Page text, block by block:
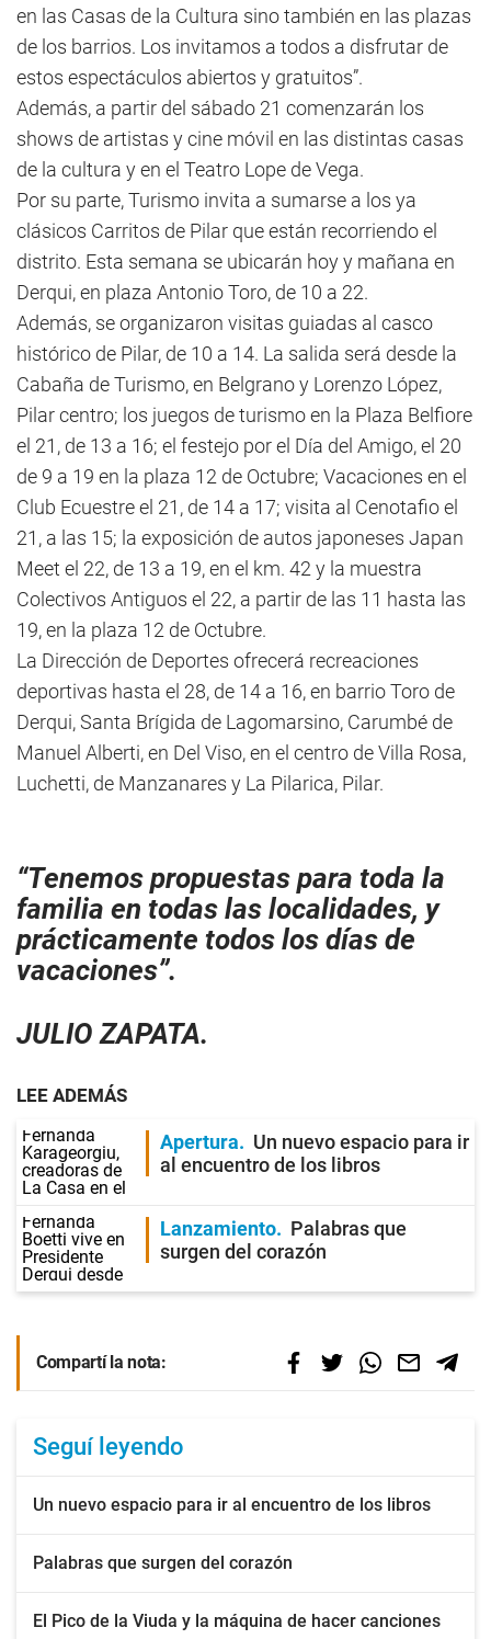
en las Casas de la Cultura sino también en las plazas
de los barrios. Los invitamos a todos a disfrutar de
estos espectáculos abiertos y gratuitos”.
Además, a partir del sábado 21 comenzarán los
shows de artistas y cine móvil en las distintas casas
de la cultura y en el Teatro Lope de Vega.
Por su parte, Turismo invita a sumarse a los ya
clásicos Carritos de Pilar que están recorriendo el
distrito. Esta semana se ubicarán hoy y mañana en
Derqui, en plaza Antonio Toro, de 10 a 22.
Además, se organizaron visitas guiadas al casco
histórico de Pilar, de 10 a 14. La salida será desde la
Cabaña de Turismo, en Belgrano y Lorenzo López,
Pilar centro; los juegos de turismo en la Plaza Belfiore
el 21, de 13 a 16; el festejo por el Día del Amigo, el 20
de 9 a 19 en la plaza 12 de Octubre; Vacaciones en el
Club Ecuestre el 21, de 14 a 17; visita al Cenotafio el
21, a las 15; la exposición de autos japoneses Japan
Meet el 22, de 13 a 19, en el km. 42 y la muestra
Colectivos Antiguos el 22, a partir de las 11 hasta las
19, en la plaza 12 de Octubre.
La Dirección de Deportes ofrecerá recreaciones
deportivas hasta el 28, de 14 a 16, en barrio Toro de
Derqui, Santa Brígida de Lagomarsino, Carumbé de
Manuel Alberti, en Del Viso, en el centro de Villa Rosa,
Luchetti, de Manzanares y La Pilarica, Pilar.
“Tenemos propuestas para toda la
familia en todas las localidades, y
prácticamente todos los días de
vacaciones”.
JULIO ZAPATA.
LEE ADEMÁS
Apertura
Un nuevo espacio para ir
al encuentro de los libros
Lanzamiento
Palabras que
surgen del corazón
Compartí la nota:
Seguí leyendo
Un nuevo espacio para ir al encuentro de los libros
Palabras que surgen del corazón
El Pico de la Viuda y la máquina de hacer canciones